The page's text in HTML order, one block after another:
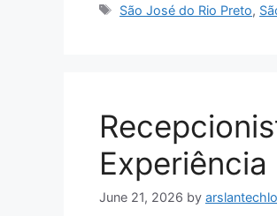
Tags
São José do Rio Preto,
June 21, 2026 by